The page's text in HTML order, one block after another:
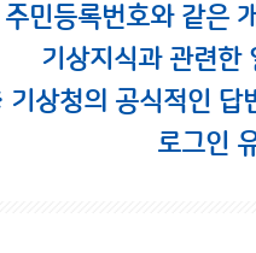
민등록번호와 같은
기상지식과 관련한
상청의 공식적인 답
로그인